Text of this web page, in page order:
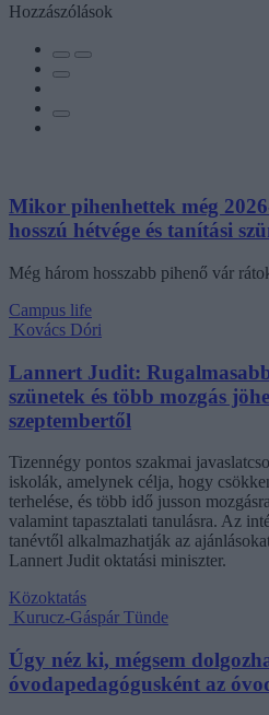
Hozzászólások
Mikor pihenhettek még
hosszú hétvége és tanítási
Még három hosszabb pihenő vár
Campus life
Kovács Dóri
Lannert Judit:
szünetek és több mozgás
szeptembertől
Tizennégy pontos szakmai
iskolák, amelynek célja, hogy
terhelése, és több idő jusson
valamint tapasztalati tanulásra. Az
tanévtől alkalmazhatják az
Lannert Judit oktatási miniszter.
Közoktatás
Kurucz-Gáspár Tünde
Úgy néz ki, mégsem
óvodapedagógusként az